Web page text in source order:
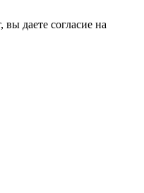
даете согласие на